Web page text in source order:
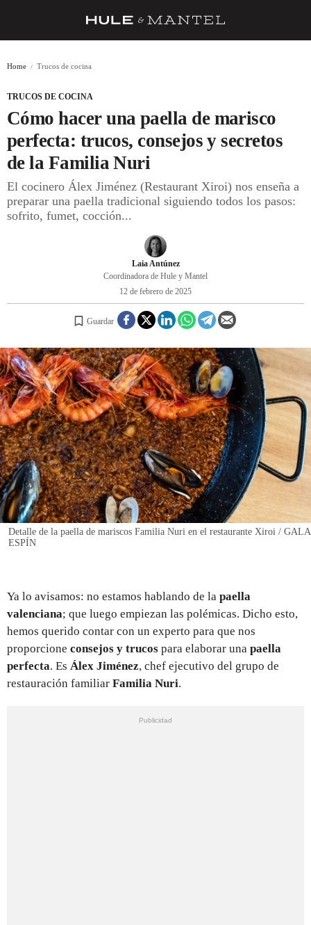
BARRAS Y ESTRELLAS
DÓNDE COMER
ÍDOLOS DE MESAS
CUADERNO DE VIAJE
REGISTRO
INICIAR SESIÓN
Home Trucos de cocina
TRUCOS DE COCINA
Cómo hacer una paella de marisco
perfecta: trucos, consejos y secretos
de la Familia Nuri
El cocinero Álex Jiménez (Restaurant Xiroi) nos enseña a
preparar una paella tradicional siguiendo todos los pasos:
sofrito, fumet, cocción...
Laia Antúnez
Coordinadora de Hule y Mantel
12 de febrero de 2025
Guardar
Detalle de la paella de mariscos Familia Nuri en el restaurante Xiroi / GALA
ESPÍN
Ya lo avisamos: no estamos hablando de la paella
valenciana; que luego empiezan las polémicas. Dicho esto,
hemos querido contar con un experto para que nos
proporcione consejos y trucos para elaborar una paella
perfecta. Es Álex Jiménez, chef ejecutivo del grupo de
restauración familiar Familia Nuri.